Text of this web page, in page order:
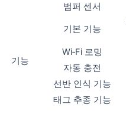
범퍼 센서
기능
기본 기능
Wi‑Fi 로밍
자동 충전
선반 인식 기능
태그 추종 기능